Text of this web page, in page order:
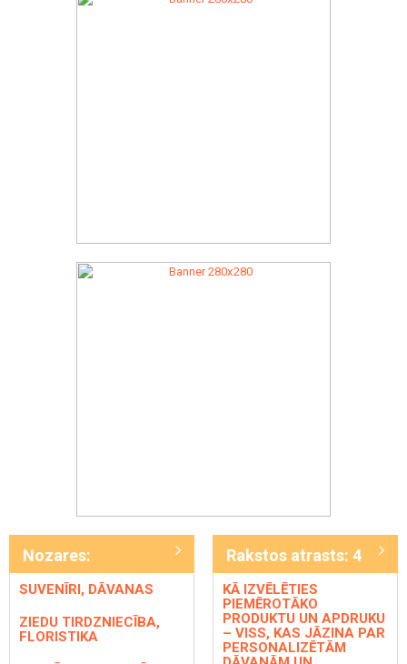
Nozares:
SUVENĪRI, DĀVANAS
ZIEDU TIRDZNIECĪBA,
FLORISTIKA
Rakstos atrasts: 4
KĀ IZVĒLĒTIES
PIEMĒROTĀKO
PRODUKTU UN APDRUKU
– VISS, KAS JĀZINA PAR
PERSONALIZĒTĀM